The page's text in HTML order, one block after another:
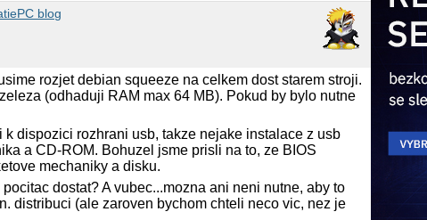
blog
rozjet debian squeeze na celkem dost starem stroji.
(odhaduji RAM max 64 MB). Pokud by bylo nutne
dispozici rozhrani usb, takze nejake instalace z usb
a CD-ROM. Bohuzel jsme prisli na to, ze BIOS
mechaniky a disku.
dostat? A vubec...mozna ani neni nutne, aby to
distribuci (ale zaroven bychom chteli neco vic, nez je